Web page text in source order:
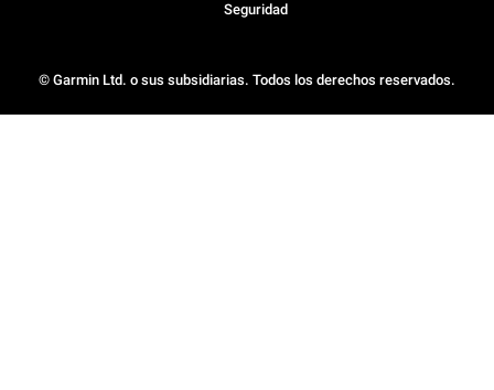
© Garmin Ltd. o sus subsidiarias. Todos los derechos reservados.
Seguridad